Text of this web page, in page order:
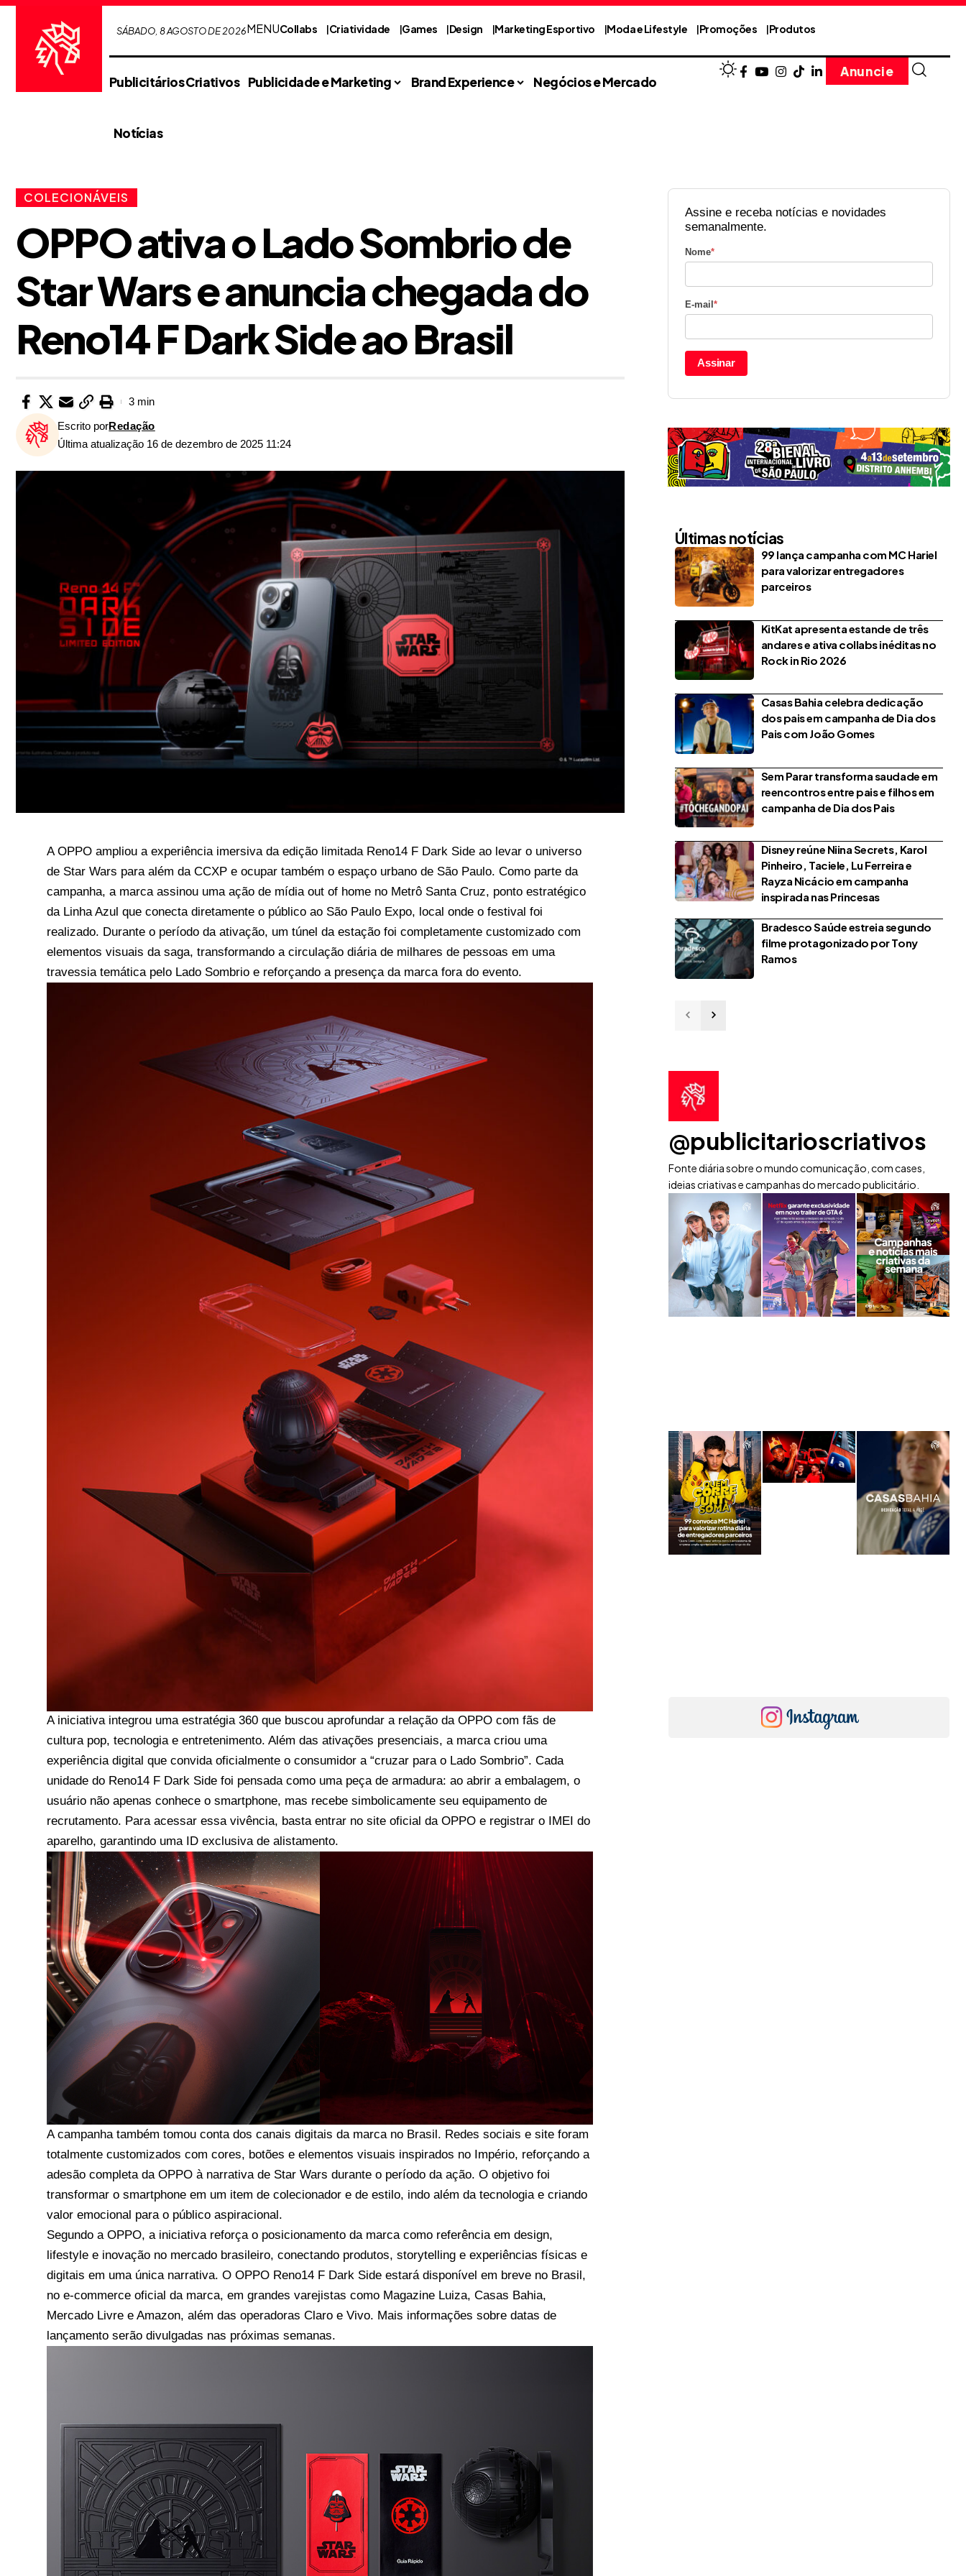
SÁBADO, 8 AGOSTO DE 2026MENUCollabs Criatividade Games Design Marketing Esportivo Moda e Lifestyle Promoções Produtos
Publicitários Criativos Publicidade e Marketing Brand Experience Negócios e Mercado
Notícias
Anuncie
COLECIONÁVEIS
OPPO ativa o Lado Sombrio de
Star Wars e anuncia chegada do
Reno14 F Dark Side ao Brasil
Última atualização 16 de dezembro de 2025 11:24
Escrito porRedação
3 min
A OPPO ampliou a experiência imersiva da edição limitada Reno14 F Dark Side ao levar o universo
de Star Wars para além da CCXP e ocupar também o espaço urbano de São Paulo. Como parte da
campanha, a marca assinou uma ação de mídia out of home no Metrô Santa Cruz, ponto estratégico
da Linha Azul que conecta diretamente o público ao São Paulo Expo, local onde o festival foi
realizado. Durante o período da ativação, um túnel da estação foi completamente customizado com
elementos visuais da saga, transformando a circulação diária de milhares de pessoas em uma
travessia temática pelo Lado Sombrio e reforçando a presença da marca fora do evento.
A iniciativa integrou uma estratégia 360 que buscou aprofundar a relação da OPPO com fãs de
cultura pop, tecnologia e entretenimento. Além das ativações presenciais, a marca criou uma
experiência digital que convida oficialmente o consumidor a “cruzar para o Lado Sombrio”. Cada
unidade do Reno14 F Dark Side foi pensada como uma peça de armadura: ao abrir a embalagem, o
usuário não apenas conhece o smartphone, mas recebe simbolicamente seu equipamento de
recrutamento. Para acessar essa vivência, basta entrar no site oficial da OPPO e registrar o IMEI do
aparelho, garantindo uma ID exclusiva de alistamento.
A campanha também tomou conta dos canais digitais da marca no Brasil. Redes sociais e site foram
totalmente customizados com cores, botões e elementos visuais inspirados no Império, reforçando a
adesão completa da OPPO à narrativa de Star Wars durante o período da ação. O objetivo foi
transformar o smartphone em um item de colecionador e de estilo, indo além da tecnologia e criando
valor emocional para o público aspiracional.
Segundo a OPPO, a iniciativa reforça o posicionamento da marca como referência em design,
lifestyle e inovação no mercado brasileiro, conectando produtos, storytelling e experiências físicas e
digitais em uma única narrativa. O OPPO Reno14 F Dark Side estará disponível em breve no Brasil,
no e-commerce oficial da marca, em grandes varejistas como Magazine Luiza, Casas Bahia,
Mercado Livre e Amazon, além das operadoras Claro e Vivo. Mais informações sobre datas de
lançamento serão divulgadas nas próximas semanas.
Assine e receba notícias e novidades
semanalmente.
Nome*
E-mail *
Assinar
Últimas notícias
99 lança campanha com MC Hariel
para valorizar entregadores
parceiros
KitKat apresenta estande de três
andares e ativa collabs inéditas no
Rock in Rio 2026
Casas Bahia celebra dedicação
dos pais em campanha de Dia dos
Pais com João Gomes
Sem Parar transforma saudade em
reencontros entre pais e filhos em
campanha de Dia dos Pais
Disney reúne Niina Secrets, Karol
Pinheiro, Taciele, Lu Ferreira e
Rayza Nicácio em campanha
inspirada nas Princesas
Bradesco Saúde estreia segundo
filme protagonizado por Tony
Ramos
@publicitarioscriativos
Fonte diária sobre o mundo comunicação, com cases,
ideias criativas e campanhas do mercado publicitário.